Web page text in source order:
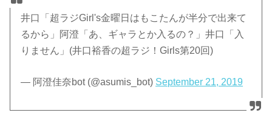
井口「超ラジGirl's金曜日はもこたんが半分で出来て
るから」阿澄「あ、ギャラとか入るの？」井口「入
りません」(井口裕香の超ラジ！Girls第20回)
— 阿澄佳奈bot (@asumis_bot) September 21, 2019